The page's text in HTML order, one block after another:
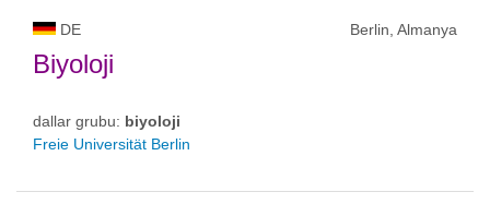
DE Berlin, Almanya
Biyoloji
dallar grubu: biyoloji
Freie Universität Berlin